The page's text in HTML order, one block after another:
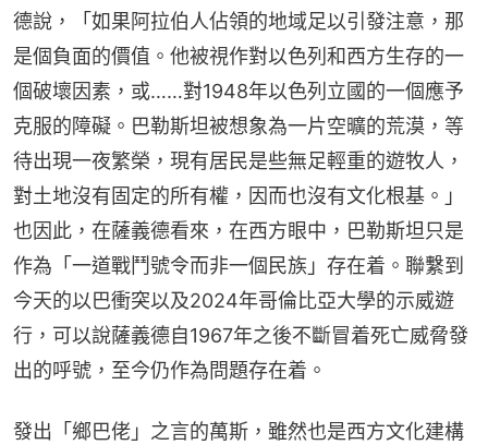
德說，「如果阿拉伯人佔領的地域足以引發注意，那
是個負面的價值。他被視作對以色列和西方生存的一
個破壞因素，或……對1948年以色列立國的一個應予
克服的障礙。巴勒斯坦被想象為一片空曠的荒漠，等
待出現一夜繁榮，現有居民是些無足輕重的遊牧人，
對土地沒有固定的所有權，因而也沒有文化根基。」
也因此，在薩義德看來，在西方眼中，巴勒斯坦只是
作為「一道戰鬥號令而非一個民族」存在着。聯繫到
今天的以巴衝突以及2024年哥倫比亞大學的示威遊
行，可以說薩義德自1967年之後不斷冒着死亡威脅發
出的呼號，至今仍作為問題存在着。
發出「鄉巴佬」之言的萬斯，雖然也是西方文化建構